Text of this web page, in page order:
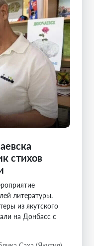
стихов
литературы.
из якутского
на Донбасс с